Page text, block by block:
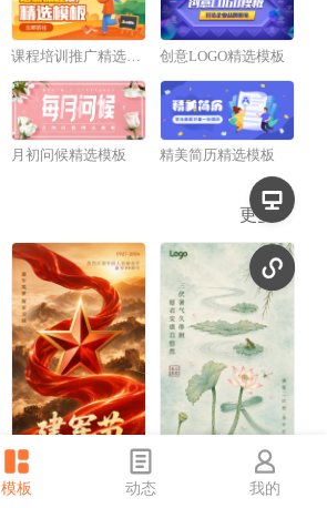
课程培训推广精选模板 创意LOGO精选模板
月初问候精选模板 精美简历精选模板
更多
红金风建军节祝福宣传手机海报 中国风三伏天祝福宣传手机海报
模板 动态 我的